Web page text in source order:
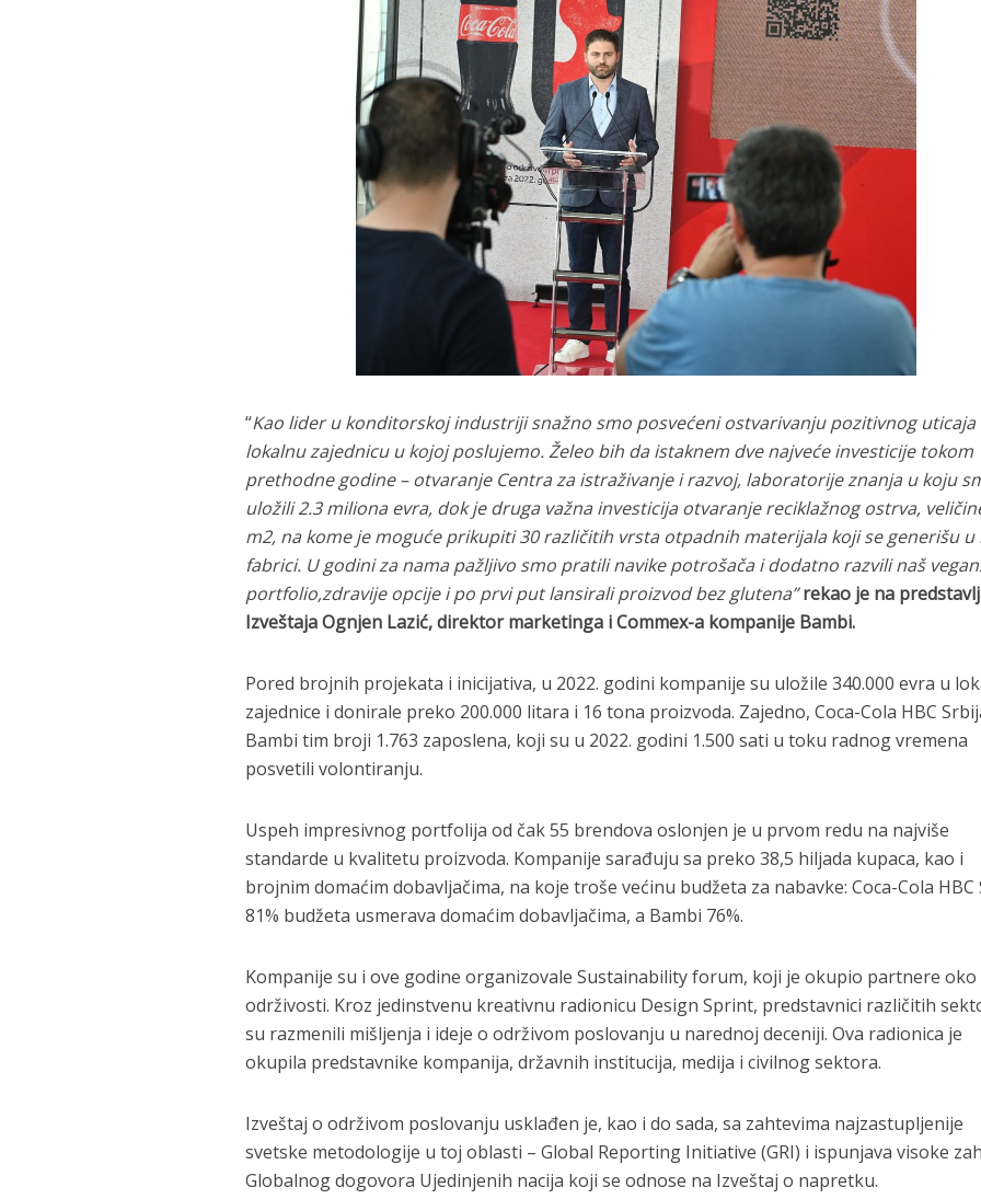
“Kao lider u konditorskoj industriji snažno smo posvećeni ostvarivanju pozitivnog uticaja
lokalnu zajednicu u kojoj poslujemo. Želeo bih da istaknem dve najveće investicije tokom
prethodne godine – otvaranje Centra za istraživanje i razvoj, laboratorije znanja u koju
uložili 2.3 miliona evra, dok je druga važna investicija otvaranje reciklažnog ostrva,
m2, na kome je moguće prikupiti 30 različitih vrsta otpadnih materijala koji se generišu u
fabrici. U godini za nama pažljivo smo pratili navike potrošača i dodatno razvili naš
portfolio,zdravije opcije i po prvi put lansirali proizvod bez glutena”rekao je na
Izveštaja Ognjen Lazić, direktor marketinga i Commex-a kompanije Bambi.
Pored brojnih projekata i inicijativa, u 2022. godini kompanije su uložile 340.000 evra u
zajednice i donirale preko 200.000 litara i 16 tona proizvoda. Zajedno, Coca-Cola HBC
Bambi tim broji 1.763 zaposlena, koji su u 2022. godini 1.500 sati u toku radnog vremena
posvetili volontiranju.
Uspeh impresivnog portfolija od čak 55 brendova oslonjen je u prvom redu na najviše
standarde u kvalitetu proizvoda. Kompanije sarađuju sa preko 38,5 hiljada kupaca, kao i
brojnim domaćim dobavljačima, na koje troše većinu budžeta za nabavke: Coca-Cola HBC
81% budžeta usmerava domaćim dobavljačima, a Bambi 76%.
Kompanije su i ove godine organizovale Sustainability forum, koji je okupio partnere oko
održivosti. Kroz jedinstvenu kreativnu radionicu Design Sprint, predstavnici različitih
su razmenili mišljenja i ideje o održivom poslovanju u narednoj deceniji. Ova radionica je
okupila predstavnike kompanija, državnih institucija, medija i civilnog sektora.
Izveštaj o održivom poslovanju usklađen je, kao i do sada, sa zahtevima najzastupljenije
svetske metodologije u toj oblasti – Global Reporting Initiative (GRI) i ispunjava visoke
Globalnog dogovora Ujedinjenih nacija koji se odnose na Izveštaj o napretku.